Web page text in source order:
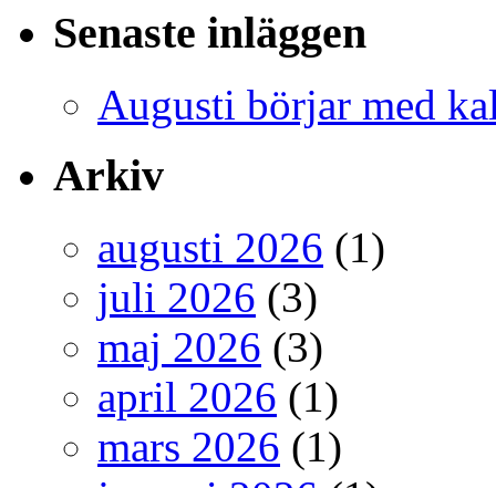
Senaste inläggen
Augusti börjar med
Arkiv
augusti 2026 (1)
juli 2026 (3)
maj 2026 (3)
april 2026 (1)
mars 2026 (1)